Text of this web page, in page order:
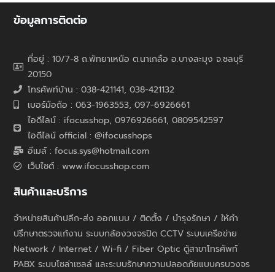
ข้อมูลการติดต่อ
ที่อยู่ : 10/7-8 ถ.พัทยาเหนือ ต.นาเกลือ อ.บางละมุง จ.ชลบุรี
20150
โทรศัพท์บ้าน : 038-421141, 038-421132
เบอร์มือถือ : 063-1963553, 097-6926661
ไอดีไลน์ : ifocusshop, 0976926661, 0809542597
ไอดีไลน์ official : @ifocusshops
อีเมล์ : focus.sys@hotmail.com
เว็บไซต์ : www.ifocusshop.com
สินค้าและบริการ
จำหน่ายสินค้าปลีก-ส่ง ออกแบบ / ติดตั้ง / บำรุงรักษา / ให้คำ
ปรึกษาตรวจแก้งาน ระบบกล้องวงจรปิด CCTV ระบบเครือข่าย
Network / Internet / Wi-fi / Fiber Optic ตู้สาขาโทรศัพท์
PABX ระบบโซล่าเซลล์ และระบบรักษาความปลอดภัยแบบครบวงจร